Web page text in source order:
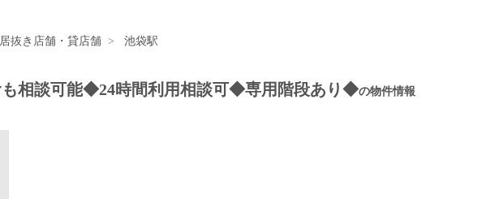
抜き店舗・貸店舗
池袋駅
相談可能◆24時間利用相談可◆専用階段あり◆の物件情報